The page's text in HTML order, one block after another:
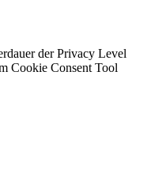
der Privacy Level
Cookie Consent Tool